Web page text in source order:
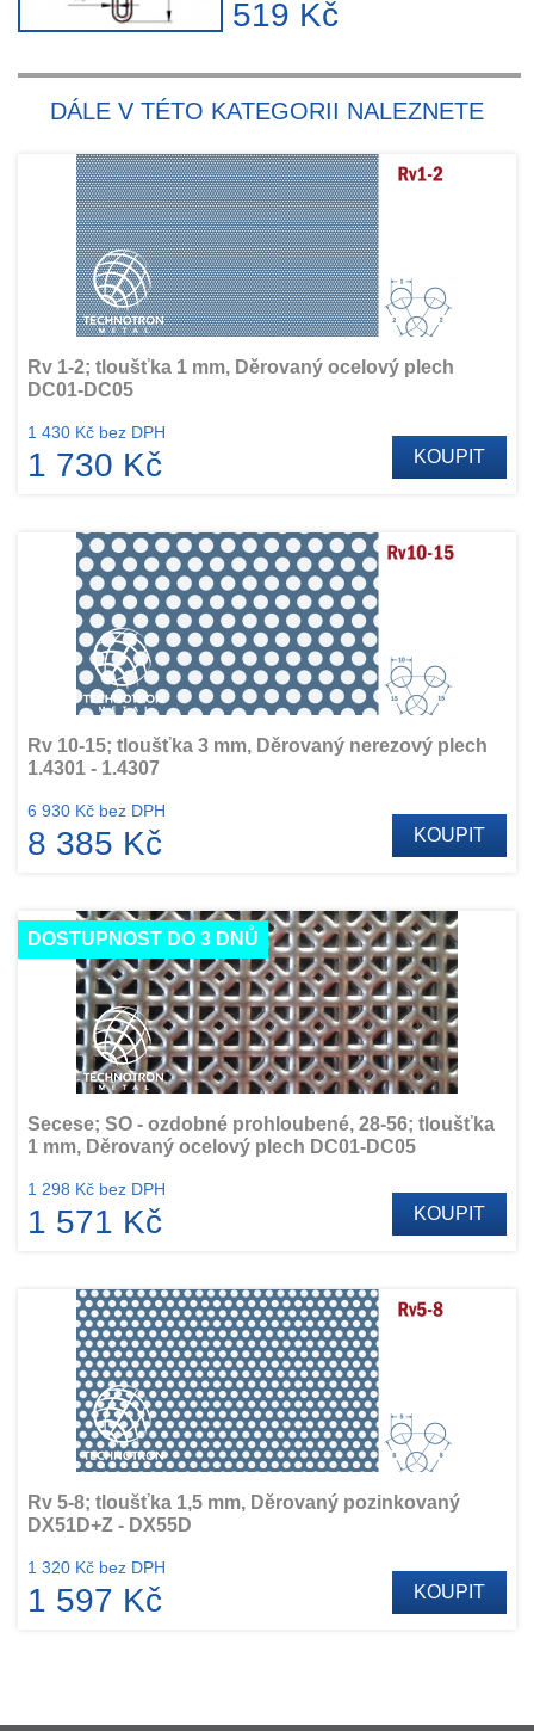
519 Kč
DÁLE V TÉTO KATEGORII NALEZNETE
Rv 1-2; tloušťka 1 mm, Děrovaný ocelový plech
DC01-DC05
1 430 Kč bez DPH
1 730 Kč KOUPIT
Rv 10-15; tloušťka 3 mm, Děrovaný nerezový plech
1.4301 - 1.4307
6 930 Kč bez DPH
8 385 Kč KOUPIT
DOSTUPNOST DO 3 DNŮ
Secese; SO - ozdobné prohloubené, 28-56; tloušťka
1 mm, Děrovaný ocelový plech DC01-DC05
1 298 Kč bez DPH
1 571 Kč KOUPIT
Rv 5-8; tloušťka 1,5 mm, Děrovaný pozinkovaný
DX51D+Z - DX55D
1 320 Kč bez DPH
1 597 Kč KOUPIT